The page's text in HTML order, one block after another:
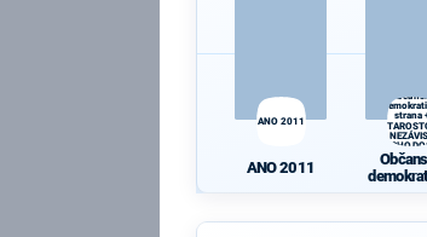
ANO 2011
ANO 2011
Občanská
strana
A
A